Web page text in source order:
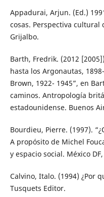
Appadurai, Arjun. (Ed.)
cosas. Perspectiva cultural
Grijalbo.
Barth, Fredrik. (2012
hasta los Argonautas,
Brown, 1922- 1945”, en
caminos. Antropología
estadounidense. Buenos
Bourdieu, Pierre. (1997).
A propósito de Michel
y espacio social. México
Calvino, Italo. (1994) ¿Por
Tusquets Editor.